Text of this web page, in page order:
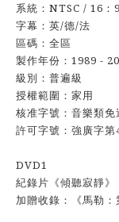
系統：NTSC / 16
字幕：英/德/法
區碼：全區
製作年份：1989 -
級別：普遍級
授權範圍：家用
核准字號：音樂類免
許可字號：強廣字第
DVD1
紀錄片《傾聽寂靜》
加贈收錄：《馬勒